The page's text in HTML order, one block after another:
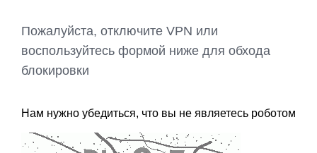
Пожалуйста, отключите VPN или
воспользуйтесь формой ниже для обхода
блокировки
Нам нужно убедиться, что вы не являетесь роботом